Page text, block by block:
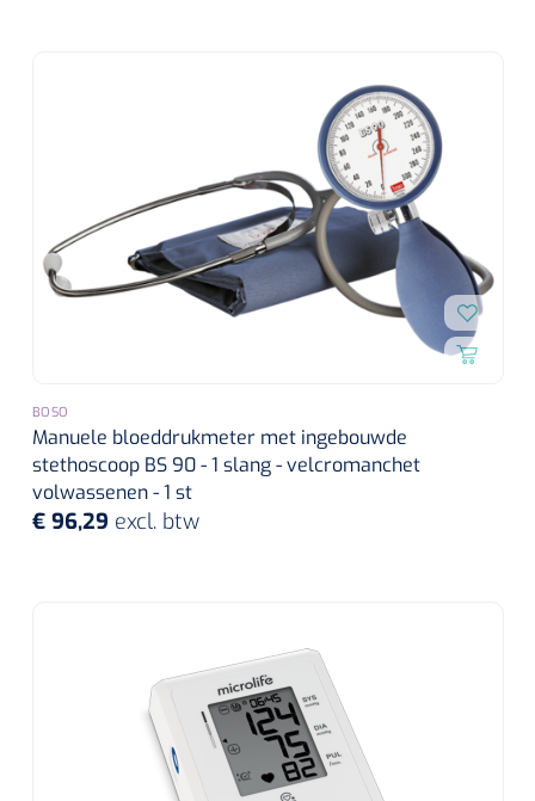
BOSO
Manuele bloeddrukmeter met ingebouwde
stethoscoop BS 90 - 1 slang - velcromanchet
volwassenen - 1 st
€ 96,29 excl. btw